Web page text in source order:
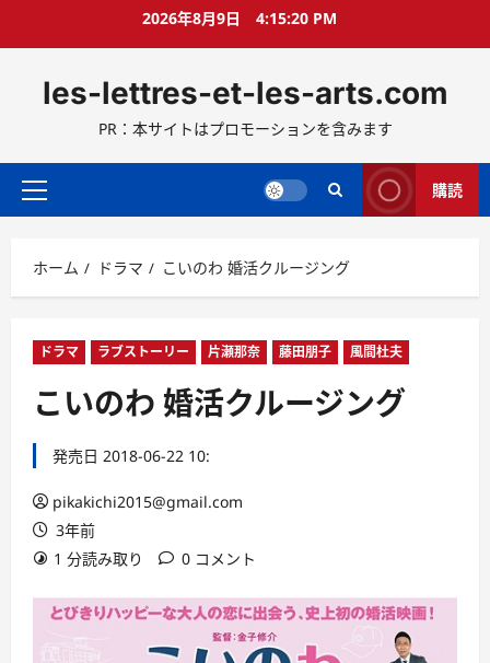
ス
ッ
2026年8月9日 4:15:22 PM
les-lettres-et-les-arts.com
PR：本サイトはプロモーションを含みます
メ
メ
ニ
ー
購読
ホーム ドラマ こいのわ 婚活クルージング
ドラマ ラブストーリー 片瀬那奈 藤田朋子 風間杜夫
こいのわ 婚活クルージング
発売日 2018-06-22 10:
pikakichi2015@gmail.com
3年前
1 分読み取り
0 コメント